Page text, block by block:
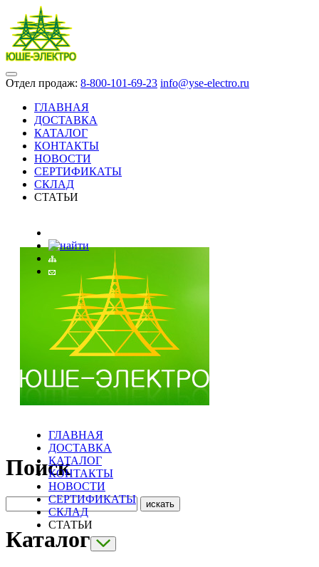
Отдел продаж: 8-800-101-69-23 info@yse-electro.ru
ГЛАВНАЯ
ДОСТАВКА
КАТАЛОГ
КОНТАКТЫ
НОВОСТИ
СЕРТИФИКАТЫ
СКЛАД
СТАТЬИ
ГЛАВНАЯ
ДОСТАВКА
КАТАЛОГ
КОНТАКТЫ
НОВОСТИ
СЕРТИФИКАТЫ
СКЛАД
СТАТЬИ
Поиск
Каталог